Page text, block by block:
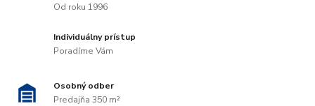
Od roku 1996
Individuálny prístup
Poradíme Vám
Osobný odber
Predajňa 350 m²